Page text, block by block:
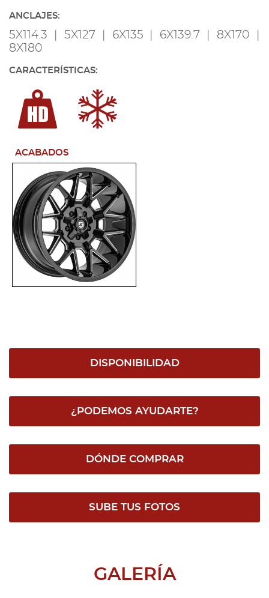
ANCLAJES:
5X114.3 | 5X127 | 6X135 | 6X139.7 | 8X170 |
8X180
CARACTERÍSTICAS:
ACABADOS
DISPONIBILIDAD
¿PODEMOS AYUDARTE?
DÓNDE COMPRAR
SUBE TUS FOTOS
GALERÍA